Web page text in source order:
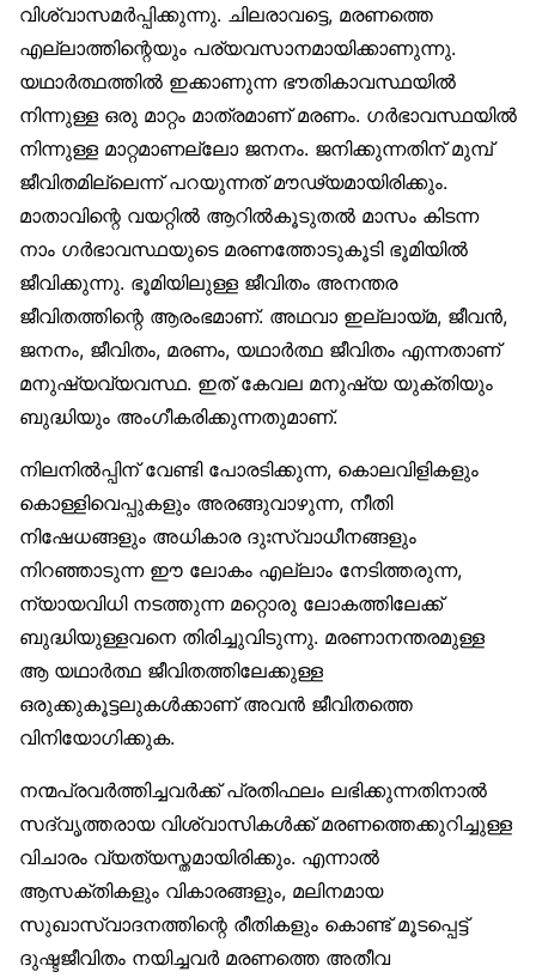
വിശ്വാസമര്‍പ്പിക്കുന്നു. ചിലരാവട്ടെ, മരണത്തെ
എല്ലാത്തിന്റെയും പര്യവസാനമായിക്കാണുന്നു.
യഥാര്‍ത്ഥത്തില്‍ ഇക്കാണുന്ന ഭൗതികാവസ്ഥയില്‍
നിന്നുള്ള ഒരു മാറ്റം മാത്രമാണ് മരണം. ഗര്‍ഭാവസ്ഥയില്‍
നിന്നുള്ള മാറ്റമാണല്ലോ ജനനം. ജനിക്കുന്നതിന് മുമ്പ്
ജീവിതമില്ലെന്ന് പറയുന്നത് മൗഢ്യമായിരിക്കും.
മാതാവിന്റെ വയറ്റില്‍ ആറില്‍കൂടുതല്‍ മാസം കിടന്ന
നാം ഗര്‍ഭാവസ്ഥയുടെ മരണത്തോടുകൂടി ഭൂമിയില്‍
ജീവിക്കുന്നു. ഭൂമിയിലുള്ള ജീവിതം അനന്തര
ജീവിതത്തിന്റെ ആരംഭമാണ്. അഥവാ ഇല്ലായ്മ, ജീവന്‍,
ജനനം, ജീവിതം, മരണം, യഥാര്‍ത്ഥ ജീവിതം എന്നതാണ്
മനുഷ്യവ്യവസ്ഥ. ഇത് കേവല മനുഷ്യ യുക്തിയും
ബുദ്ധിയും അംഗീകരിക്കുന്നതുമാണ്.
നിലനില്‍പ്പിന് വേണ്ടി പോരടിക്കുന്ന, കൊലവിളികളും
കൊള്ളിവെപ്പുകളും അരങ്ങുവാഴുന്ന, നീതി
നിഷേധങ്ങളും അധികാര ദുഃസ്വാധീനങ്ങളും
നിറഞ്ഞാടുന്ന ഈ ലോകം എല്ലാം നേടിത്തരുന്ന,
ന്യായവിധി നടത്തുന്ന മറ്റൊരു ലോകത്തിലേക്ക്
ബുദ്ധിയുള്ളവനെ തിരിച്ചുവിടുന്നു. മരണാനന്തരമുള്ള
ആ യഥാര്‍ത്ഥ ജീവിതത്തിലേക്കുള്ള
ഒരുക്കുകൂട്ടലുകള്‍ക്കാണ് അവന്‍ ജീവിതത്തെ
വിനിയോഗിക്കുക.
നന്മപ്രവര്‍ത്തിച്ചവര്‍ക്ക് പ്രതിഫലം ലഭിക്കുന്നതിനാല്‍
സദ്വൃത്തരായ വിശ്വാസികള്‍ക്ക് മരണത്തെക്കുറിച്ചുള്ള
വിചാരം വ്യത്യസ്തമായിരിക്കും. എന്നാല്‍
ആസക്തികളും വികാരങ്ങളും, മലിനമായ
സുഖാസ്വാദനത്തിന്റെ രീതികളും കൊണ്ട് മൂടപ്പെട്ട്
ദുഷ്ടജീവിതം നയിച്ചവര്‍ മരണത്തെ അതീവ